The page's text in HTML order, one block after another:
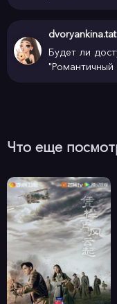
dvoryankina.tat
Будет ли
Что еще